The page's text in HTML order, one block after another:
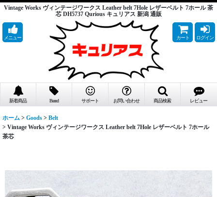
Vintage Works ヴィンテージワークス Leather belt 7Hole レザーベルト 7ホール 茶
芯 DH5737 Qurious キュリアス 新潟 通販
メニュー カート ログイン
新着商品 Brand サポート お問い合わせ 商品検索 レビュー
ホーム > Goods > Belt
> Vintage Works ヴィンテージワークス Leather belt 7Hole レザーベルト 7ホール
茶芯